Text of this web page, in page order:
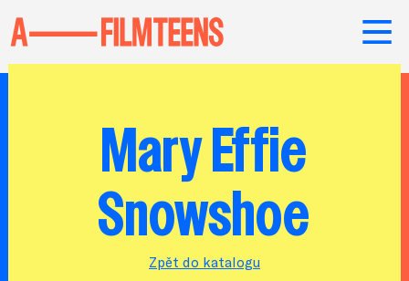
Mary Effie
Snowshoe
Zpět do katalogu